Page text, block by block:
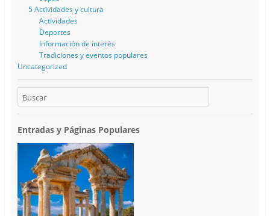
5 Actividades y cultura
Actividades
Deportes
Información de interés
Tradiciones y eventos populares
Uncategorized
Entradas y Páginas Populares